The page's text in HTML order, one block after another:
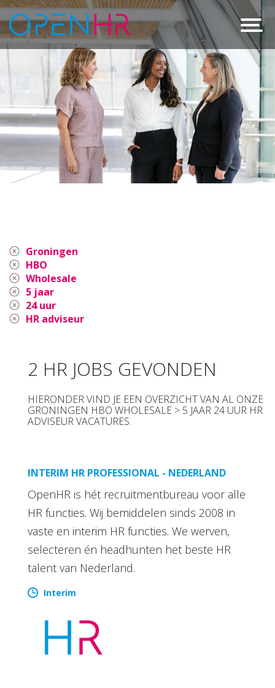
Groningen
HBO
Wholesale
5 jaar
24 uur
HR adviseur
2 HR JOBS GEVONDEN
HIERONDER VIND JE EEN OVERZICHT VAN AL ONZE
GRONINGEN HBO WHOLESALE > 5 JAAR 24 UUR HR
ADVISEUR VACATURES.
INTERIM HR PROFESSIONAL - NEDERLAND
OpenHR is hét recruitmentbureau voor alle
HR functies. Wij bemiddelen sinds 2008 in
vaste en interim HR functies. We werven,
selecteren én headhunten het beste HR
talent van Nederland.
Interim